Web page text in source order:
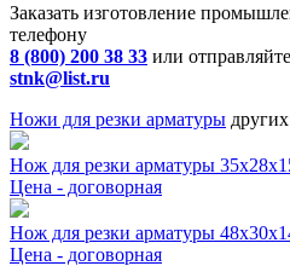
Заказать изготовление
телефону
8 (800) 200 38 33 или
stnk@list.ru
Ножи для резки арматуры
Нож для резки арматуры
Цена - договорная
Нож для резки арматуры
Цена - договорная